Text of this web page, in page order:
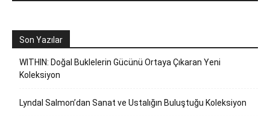
Son Yazılar
WITHIN: Doğal Buklelerin Gücünü Ortaya Çıkaran Yeni
Koleksiyon
Lyndal Salmon’dan Sanat ve Ustalığın Buluştuğu Koleksiyon